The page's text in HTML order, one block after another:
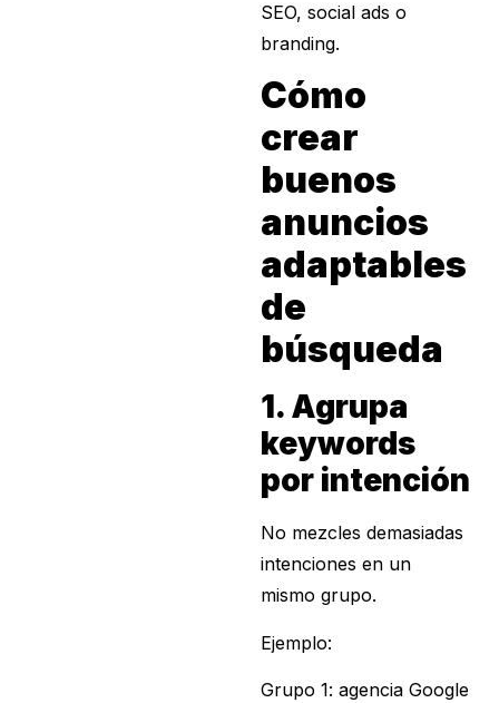
SEO, social ads o
branding.
Cómo
crear
buenos
anuncios
adaptables
de
búsqueda
1. Agrupa
keywords
por intención
No mezcles demasiadas
intenciones en un
mismo grupo.
Ejemplo:
Grupo 1: agencia Google